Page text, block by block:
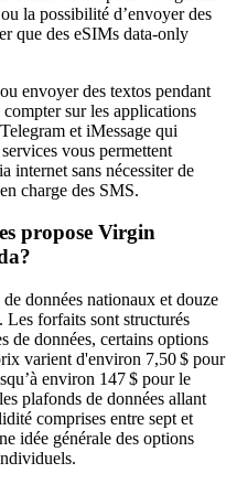
la possibilité d’envoyer des
que des eSIMs data‑only
envoyer des textos pendant
sur les applications
et iMessage qui
vous permettent
internet sans nécessiter de
charge des SMS.
propose Virgin
données nationaux et douze
forfaits sont structurés
de données, certains options
varient d'environ 7,50 $ pour
environ 147 $ pour le
plafonds de données allant
comprises entre sept et
idée générale des options